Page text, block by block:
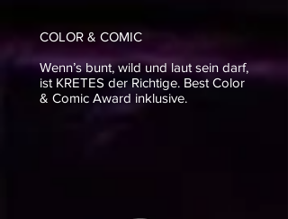
COLOR & COMIC
Wenn’s bunt, wild und laut sein darf,
ist KRETES der Richtige. Best Color
& Comic Award inklusive.